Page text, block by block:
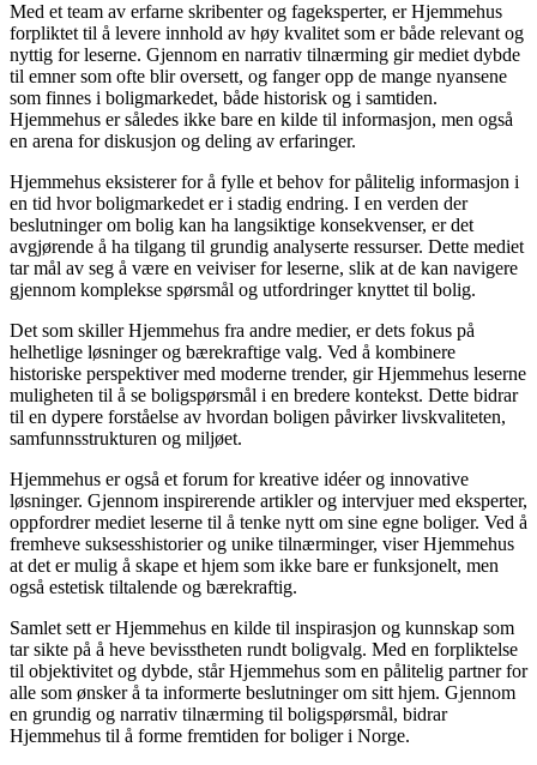
Med et team av erfarne skribenter og fageksperter, er Hjemmehus
forpliktet til å levere innhold av høy kvalitet som er både relevant og
nyttig for leserne. Gjennom en narrativ tilnærming gir mediet dybde
til emner som ofte blir oversett, og fanger opp de mange nyansene
som finnes i boligmarkedet, både historisk og i samtiden.
Hjemmehus er således ikke bare en kilde til informasjon, men også
en arena for diskusjon og deling av erfaringer.
Hjemmehus eksisterer for å fylle et behov for pålitelig informasjon i
en tid hvor boligmarkedet er i stadig endring. I en verden der
beslutninger om bolig kan ha langsiktige konsekvenser, er det
avgjørende å ha tilgang til grundig analyserte ressurser. Dette mediet
tar mål av seg å være en veiviser for leserne, slik at de kan navigere
gjennom komplekse spørsmål og utfordringer knyttet til bolig.
Det som skiller Hjemmehus fra andre medier, er dets fokus på
helhetlige løsninger og bærekraftige valg. Ved å kombinere
historiske perspektiver med moderne trender, gir Hjemmehus leserne
muligheten til å se boligspørsmål i en bredere kontekst. Dette bidrar
til en dypere forståelse av hvordan boligen påvirker livskvaliteten,
samfunnsstrukturen og miljøet.
Hjemmehus er også et forum for kreative idéer og innovative
løsninger. Gjennom inspirerende artikler og intervjuer med eksperter,
oppfordrer mediet leserne til å tenke nytt om sine egne boliger. Ved å
fremheve suksesshistorier og unike tilnærminger, viser Hjemmehus
at det er mulig å skape et hjem som ikke bare er funksjonelt, men
også estetisk tiltalende og bærekraftig.
Samlet sett er Hjemmehus en kilde til inspirasjon og kunnskap som
tar sikte på å heve bevisstheten rundt boligvalg. Med en forpliktelse
til objektivitet og dybde, står Hjemmehus som en pålitelig partner for
alle som ønsker å ta informerte beslutninger om sitt hjem. Gjennom
en grundig og narrativ tilnærming til boligspørsmål, bidrar
Hjemmehus til å forme fremtiden for boliger i Norge.